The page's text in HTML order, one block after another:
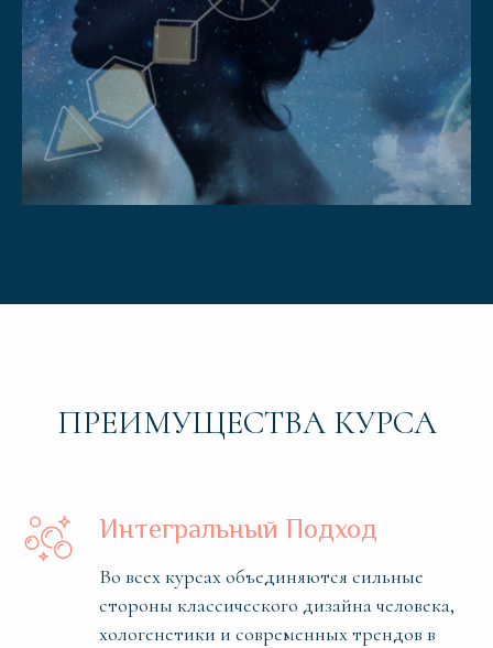
ПРЕИМУЩЕСТВА КУРСА
Интегральный Подход
Во всех курсах объединяются сильные
стороны классического дизайна человека,
хологенетики и современных трендов в